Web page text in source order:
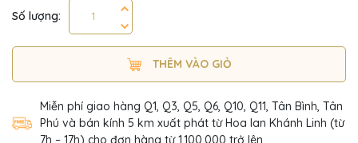
Số lượng:
THÊM VÀO GIỎ
Miễn phí giao hàng Q1, Q3, Q5, Q6, Q10, Q11, Tân Bình, Tân
Phú và bán kính 5 km xuất phát từ Hoa lan Khánh Linh (từ
7h – 17h) cho đơn hàng từ 1.100.000 trở lên.